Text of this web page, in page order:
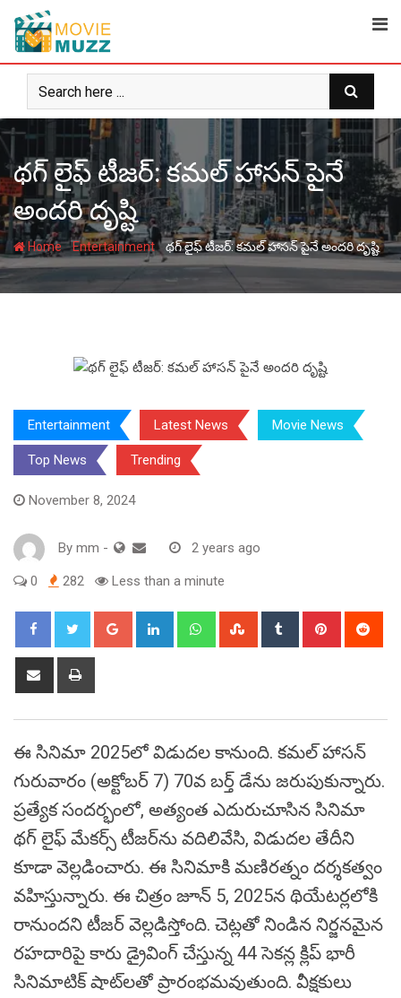
content
థగ్ లైఫ్ టీజర్: కమల్ హాసన్ పైనే
అందరి దృష్టి
Home-Entertainment-థగ్ లైఫ్ టీజర్: కమల్ హాసన్ పైనే అందరి దృష్టి
Entertainment Latest News Movie News
Top News Trending
November 8, 2024
By mm - 2 years ago
0 282 Less than a minute
Google+ LinkedIn WhatsappStumbleUpon
Tumblr Pinterest
Share
ఈ సినిమా 2025లో విడుదల కానుంది. కమల్ హాసన్
గురువారం (అక్టోబర్ 7) 70వ బర్త్ డేను జరుపుకున్నారు.
ప్రత్యేక సందర్భంలో, అత్యంత ఎదురుచూసిన సినిమా
థగ్ లైఫ్ మేకర్స్ టీజర్‌ను వదిలివేసి, విడుదల తేదీని
కూడా వెల్లడించారు. ఈ సినిమాకి మణిరత్నం దర్శకత్వం
వహిస్తున్నారు. ఈ చిత్రం జూన్ 5, 2025న థియేటర్లలోకి
రానుందని టీజర్ వెల్లడిస్తోంది. చెట్లతో నిండిన నిర్జనమైన
రహదారిపై కారు డ్రైవింగ్ చేస్తున్న 44 సెకన్ల క్లిప్ భారీ
సినిమాటిక్ షాట్‌లతో ప్రారంభమవుతుంది. వీక్షకులు